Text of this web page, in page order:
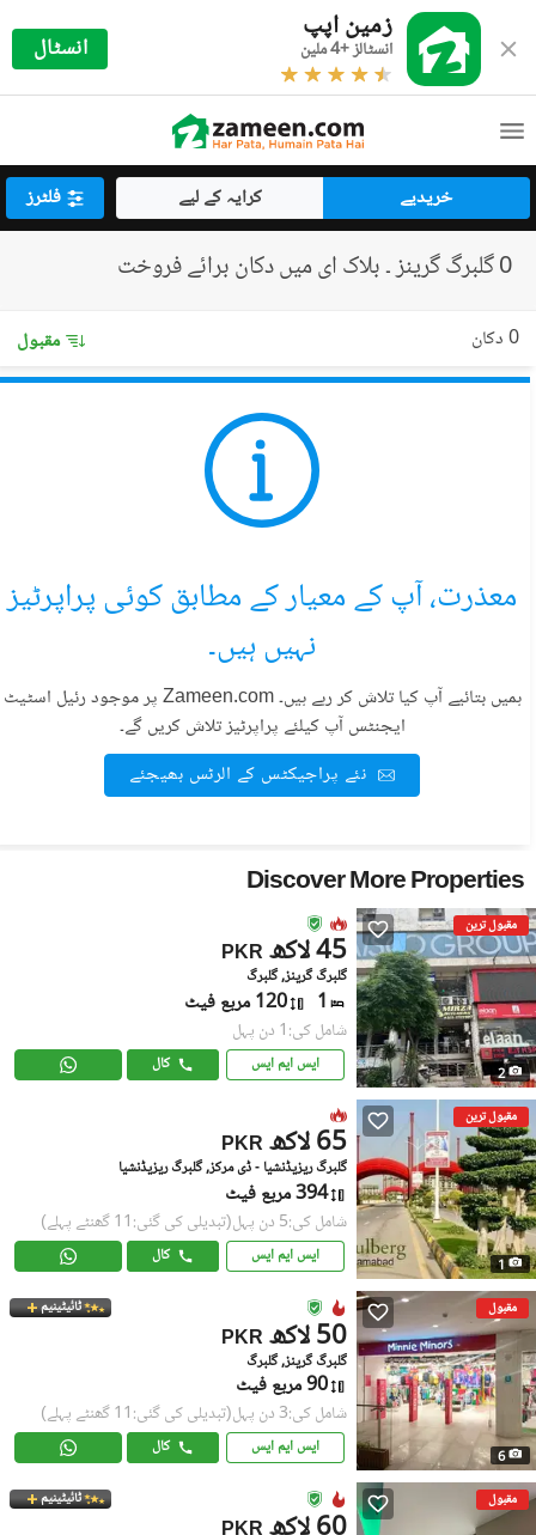
زمین اپپ
انسٹالز +4 ملین انسٹال
خریدیے کرایہ کے لیے فلٹرز
0 گلبرگ گرینز ۔ بلاک ای میں دکان برائے فروخت
0 دکان مقبول
معذرت، آپ کے معیار کے مطابق کوئی پراپرٹیز
نہیں ہیں۔
ہمیں بتائیے آپ کیا تلاش کر رہے ہیں۔ Zameen.com پر موجود رئیل اسٹیٹ
ایجنٹس آپ کیلئے پراپرٹیز تلاش کریں گے۔
نئے پراجیکٹس کے الرٹس بھیجئے
Discover More Properties
مقبول ترین
2
PKR 45 لاکھ
گلبرگ گرینز, گلبرگ
1 120 مربع فیٹ
شامل کی:1 دن پہل
ایس ایم ایس کال
مقبول ترین
1
PKR 65 لاکھ
گلبرگ ریزیڈنشیا - ڈی مرکز, گلبرگ ریزیڈنشیا
394 مربع فیٹ
شامل کی:5 دن پہل (تبدیلی کی گئی:11 گھنٹے پہلے)
ایس ایم ایس کال
مقبول
6
ٹائیٹینیم
PKR 50 لاکھ
گلبرگ گرینز, گلبرگ
90 مربع فیٹ
شامل کی:3 دن پہل (تبدیلی کی گئی:11 گھنٹے پہلے)
ایس ایم ایس کال
مقبول ٹائیٹینیم